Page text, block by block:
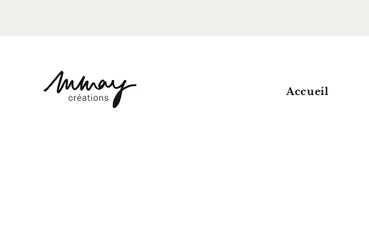
Accueil